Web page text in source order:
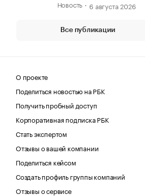
Новость
6 августа 2026
Все публикации
О проекте
Поделиться новостью на РБК
Получить пробный доступ
Корпоративная подписка РБК
Стать экспертом
Отзывы о вашей компании
Поделиться кейсом
Создать профиль группы компаний
Отзывы о сервисе